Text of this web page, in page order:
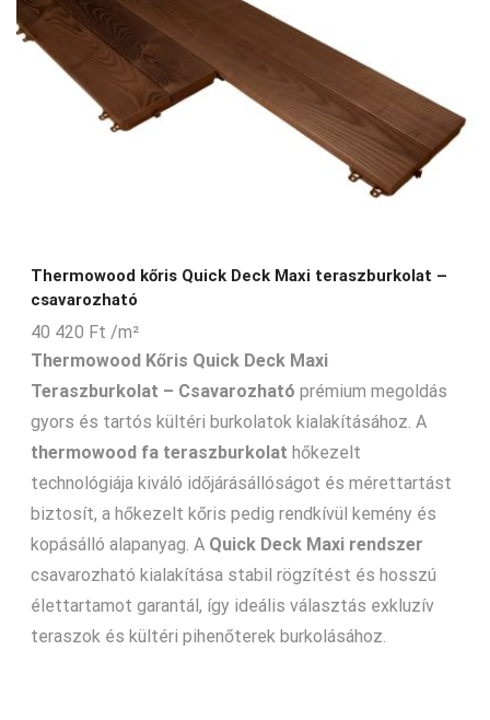
Thermowood kőris Quick Deck Maxi teraszburkolat –
csavarozható
40 420 Ft /m²
Thermowood Kőris Quick Deck Maxi
Teraszburkolat – Csavarozható prémium megoldás
gyors és tartós kültéri burkolatok kialakításához. A
thermowood fa teraszburkolat hőkezelt
technológiája kiváló időjárásállóságot és mérettartást
biztosít, a hőkezelt kőris pedig rendkívül kemény és
kopásálló alapanyag. A Quick Deck Maxi rendszer
csavarozható kialakítása stabil rögzítést és hosszú
élettartamot garantál, így ideális választás exkluzív
teraszok és kültéri pihenőterek burkolásához.